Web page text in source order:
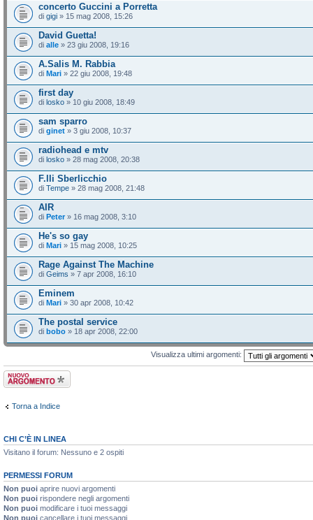
concerto Guccini a Porretta
di gigi » 15 mag 2008, 15:26
David Guetta!
di alle » 23 giu 2008, 19:16
A.Salis M. Rabbia
di Mari » 22 giu 2008, 19:48
first day
di losko » 10 giu 2008, 18:49
sam sparro
di ginet » 3 giu 2008, 10:37
radiohead e mtv
di losko » 28 mag 2008, 20:38
F.lli Sberlicchio
di Tempe » 28 mag 2008, 21:48
AIR
di Peter » 16 mag 2008, 3:10
He's so gay
di Mari » 15 mag 2008, 10:25
Rage Against The Machine
di Geims » 7 apr 2008, 16:10
Eminem
di Mari » 30 apr 2008, 10:42
The postal service
di bobo » 18 apr 2008, 22:00
Visualizza ultimi argomenti:
Scrivi un nuovo
argomento
Torna a Indice
CHI C’È IN LINEA
Visitano il forum: Nessuno e 2 ospiti
PERMESSI FORUM
Non puoi aprire nuovi argomenti
Non puoi rispondere negli argomenti
Non puoi modificare i tuoi messaggi
Non puoi cancellare i tuoi messaggi